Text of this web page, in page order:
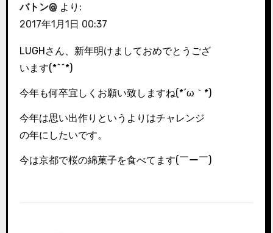
バトン@ より:
2017年1月1日 00:37
LUGHさん、新年明けましておめでとうござ
います(*^^*)
今年も何卒宜しくお願い致しますね(*´ω｀*)
今年は思い出作りというよりはチャレンジ
の年にしたいです。
今は京都で桜の綿菓子を食べてます(￣ー￣)